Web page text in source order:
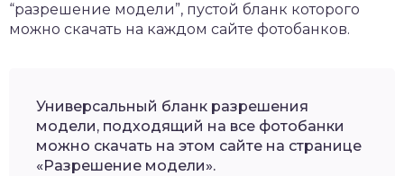
“разрешение модели”, пустой бланк которого
можно скачать на каждом сайте фотобанков.
Универсальный бланк разрешения
модели, подходящий на все фотобанки
можно скачать на этом сайте на странице
«Разрешение модели».